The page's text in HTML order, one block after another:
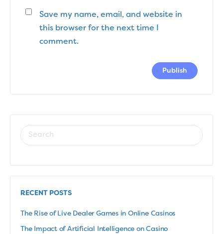
Save my name, email, and website in
this browser for the next time I
comment.
RECENT POSTS
The Rise of Live Dealer Games in Online Casinos
The Impact of Artificial Intelligence on Casino